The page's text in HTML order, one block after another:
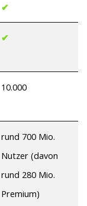
✔
✔
10.000
rund 700 Mio.
Nutzer (davon
rund 280 Mio.
Premium)